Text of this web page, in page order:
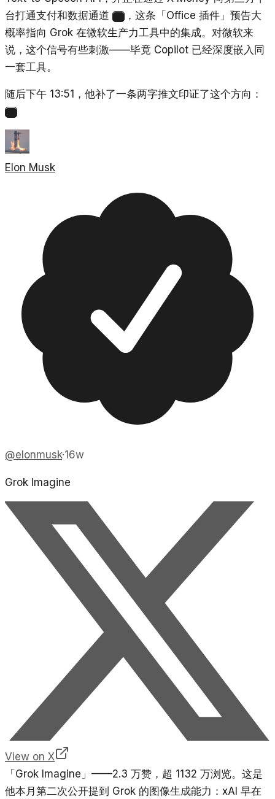
台打通支付和数据通道
，这条「Office 插件」预告大
概率指向 Grok 在微软生产力工具中的集成。对微软来
说，这个信号有些刺激——毕竟 Copilot 已经深度嵌入同
一套工具。
随后下午 13:51，他补了一条两字推文印证了这个方向：
Elon Musk
@elonmusk·16w
Grok Imagine
View on X
「Grok Imagine」——2.3 万赞，超 1132 万浏览。这是
他本月第二次公开提到 Grok 的图像生成能力：xAI 早在